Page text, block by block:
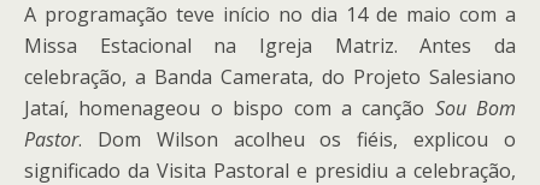
A programação teve início no dia 14 de maio com a
Missa Estacional na Igreja Matriz. Antes da
celebração, a Banda Camerata, do Projeto Salesiano
Jataí, homenageou o bispo com a canção Sou Bom
Pastor. Dom Wilson acolheu os fiéis, explicou o
significado da Visita Pastoral e presidiu a celebração,